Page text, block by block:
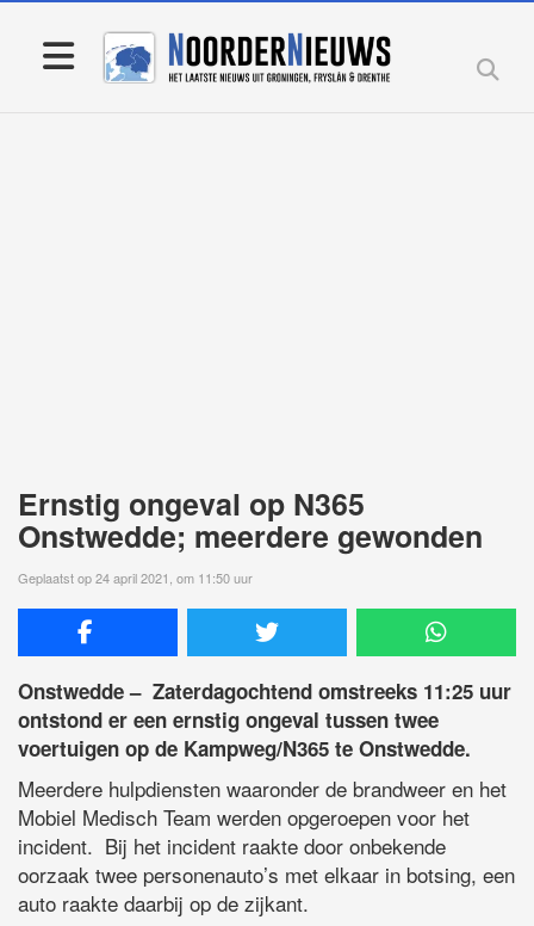
Ernstig ongeval op N365
Onstwedde; meerdere gewonden
Geplaatst op 24 april 2021, om 11:50 uur
Onstwedde – Zaterdagochtend omstreeks 11:25 uur
ontstond er een ernstig ongeval tussen twee
voertuigen op de Kampweg/N365 te Onstwedde.
Meerdere hulpdiensten waaronder de brandweer en het
Mobiel Medisch Team werden opgeroepen voor het
incident. Bij het incident raakte door onbekende
oorzaak twee personenauto’s met elkaar in botsing, een
auto raakte daarbij op de zijkant.